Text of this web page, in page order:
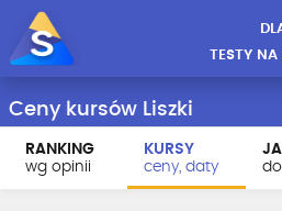
TESTY NA
Ceny kursów Liszki
RANKING
wg opinii
KURSY
ceny, daty